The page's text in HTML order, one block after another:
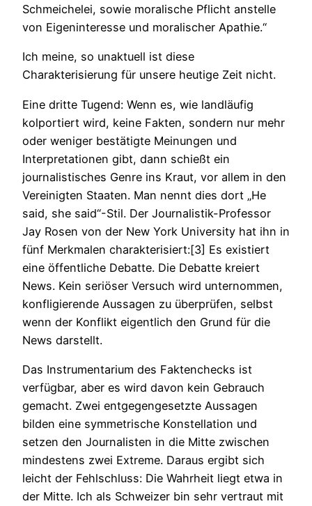
Schmeichelei, sowie moralische Pflicht anstelle
von Eigeninteresse und moralischer Apathie.“
Ich meine, so unaktuell ist diese
Charakterisierung für unsere heutige Zeit nicht.
Eine dritte Tugend: Wenn es, wie landläufig
kolportiert wird, keine Fakten, sondern nur mehr
oder weniger bestätigte Meinungen und
Interpretationen gibt, dann schießt ein
journalistisches Genre ins Kraut, vor allem in den
Vereinigten Staaten. Man nennt dies dort „He
said, she said“-Stil. Der Journalistik-Professor
Jay Rosen von der New York University hat ihn in
fünf Merkmalen charakterisiert:[3] Es existiert
eine öffentliche Debatte. Die Debatte kreiert
News. Kein seriöser Versuch wird unternommen,
konfligierende Aussagen zu überprüfen, selbst
wenn der Konflikt eigentlich den Grund für die
News darstellt.
Das Instrumentarium des Faktenchecks ist
verfügbar, aber es wird davon kein Gebrauch
gemacht. Zwei entgegengesetzte Aussagen
bilden eine symmetrische Konstellation und
setzen den Journalisten in die Mitte zwischen
mindestens zwei Extreme. Daraus ergibt sich
leicht der Fehlschluss: Die Wahrheit liegt etwa in
der Mitte. Ich als Schweizer bin sehr vertraut mit